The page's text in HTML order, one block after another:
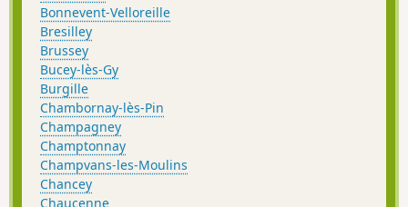
Bonnevent-Velloreille
Bresilley
Brussey
Bucey-lès-Gy
Burgille
Chambornay-lès-Pin
Champagney
Champtonnay
Champvans-les-Moulins
Chancey
Chaucenne